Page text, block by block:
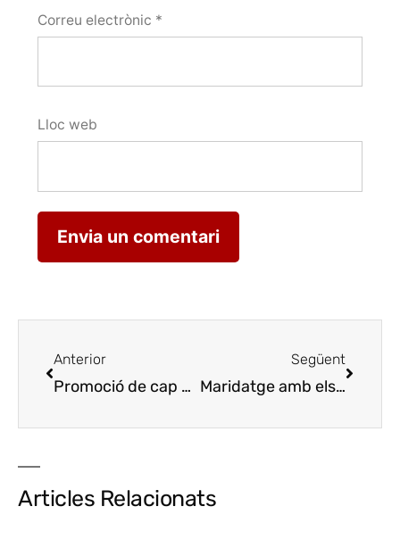
Correu electrònic *
Lloc web
Anterior
Promoció de cap de setmana a Lleida dels vins Costers del Segre
Següent
Maridatge amb els caves Gran Reserva Brut Nature de Recaredo
Articles Relacionats